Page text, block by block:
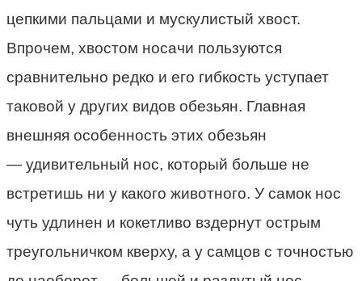
цепкими пальцами и мускулистый хвост.
Впрочем, хвостом носачи пользуются
сравнительно редко и его гибкость уступает
таковой у других видов обезьян. Главная
внешняя особенность этих обезьян
— удивительный нос, который больше не
встретишь ни у какого животного. У самок нос
чуть удлинен и кокетливо вздернут острым
треугольничком кверху, а у самцов с точностью